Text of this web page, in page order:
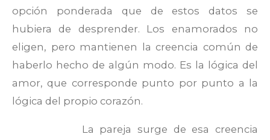
opción ponderada que de estos datos se
hubiera de desprender. Los enamorados no
eligen, pero mantienen la creencia común de
haberlo hecho de algún modo. Es la lógica del
amor, que corresponde punto por punto a la
lógica del propio corazón.
La pareja surge de esa creencia